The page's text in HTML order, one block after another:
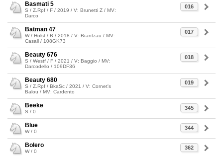
016
Basmati 5
S / Z.Rpf / F / 2019 / V: Brunetti Z / MV:
Darco
017
Batman 47
W / Holst / B / 2018 / V: Brantzau / MV:
Casall / 108GK73
018
Beauty 676
S / Westf / F / 2021 / V: Baggio / MV:
Darcodello / 109DF36
019
Beauty 680
S / Z.Rpf / BkaSc / 2021 / V: Cornet's
Balou / MV: Cardento
345
Beeke
S / 0
344
Blue
W / 0
362
Bolero
W / 0